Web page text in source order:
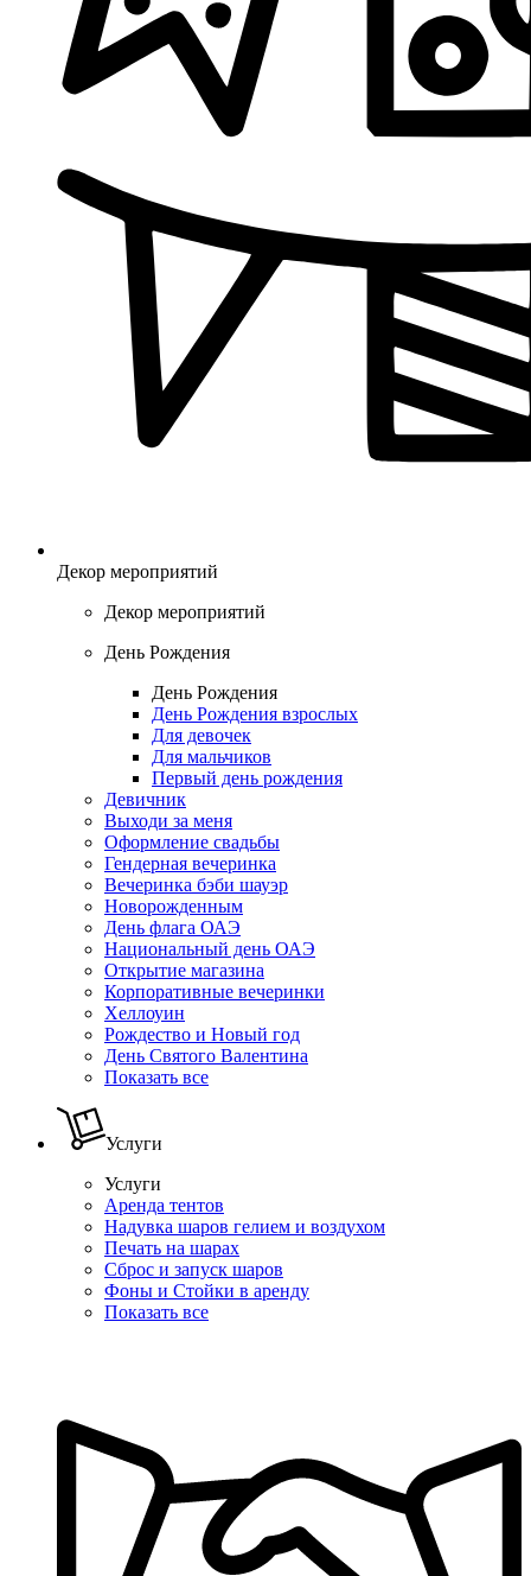
Декор мероприятий
Декор мероприятий
День Рождения
День Рождения
День Рождения взрослых
Для девочек
Для мальчиков
Первый день рождения
Девичник
Выходи за меня
Оформление свадьбы
Гендерная вечеринка
Вечеринка бэби шауэр
Новорожденным
День флага ОАЭ
Национальный день ОАЭ
Открытие магазина
Корпоративные вечеринки
Хеллоуин
Рождество и Новый год
День Святого Валентина
Показать все
Услуги
Услуги
Аренда тентов
Надувка шаров гелием и воздухом
Печать на шарах
Сброс и запуск шаров
Фоны и Стойки в аренду
Показать все